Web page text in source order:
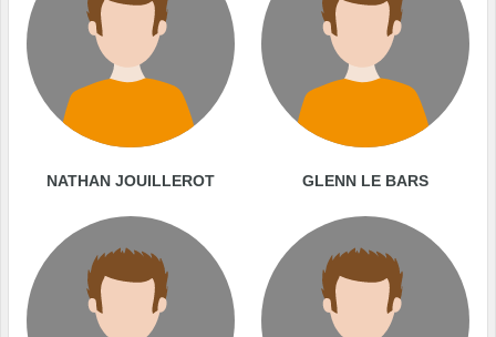
NATHAN JOUILLEROT GLENN LE BARS